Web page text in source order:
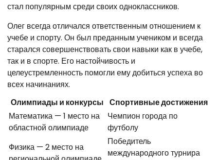
стал популярным среди своих одноклассников.
Олег всегда отличался ответственным отношением к
учебе и спорту. Он был преданным учеником и всегда
старался совершенствовать свои навыки как в учебе,
так и в спорте. Его настойчивость и
целеустремленность помогли ему добиться успеха во
всех начинаниях.
Олимпиады и конкурсы Спортивные достижения
Математика — 1 место на
областной олимпиаде
Чемпион города по
футболу
Физика — 2 место на
Победитель
международного турнира